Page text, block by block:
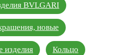
BVLGARI
новые
изделия Кольцо